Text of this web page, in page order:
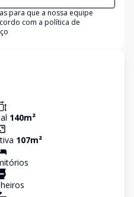
para que a nossa equipe
com a política de
140m²
107m²
s
s